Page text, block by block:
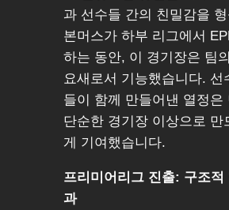
과 선수들 간의 친밀감을
본머스가 하부 리그에서
하는 동안, 이 경기장은 팀
요새로서 기능했습니다. 선
들이 함께 만들어낸 열정은
단순한 경기장 이상으로 만
게 기여했습니다.
프리미어리그 진출: 구조적
과